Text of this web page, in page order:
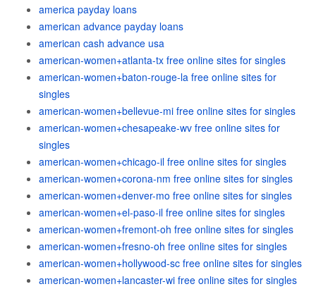
america payday loans
american advance payday loans
american cash advance usa
american-women+atlanta-tx free online sites for singles
american-women+baton-rouge-la free online sites for
singles
american-women+bellevue-mi free online sites for singles
american-women+chesapeake-wv free online sites for
singles
american-women+chicago-il free online sites for singles
american-women+corona-nm free online sites for singles
american-women+denver-mo free online sites for singles
american-women+el-paso-il free online sites for singles
american-women+fremont-oh free online sites for singles
american-women+fresno-oh free online sites for singles
american-women+hollywood-sc free online sites for singles
american-women+lancaster-wi free online sites for singles